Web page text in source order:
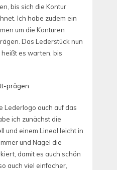
bis sich die Kontur
Ich habe zudem ein
um die Konturen
Das Lederstück nun
es warten, bis
Lederlogo auch auf das
ich zunächst die
und einem Lineal leicht in
und Nagel die
damit es auch schön
auch viel einfacher,